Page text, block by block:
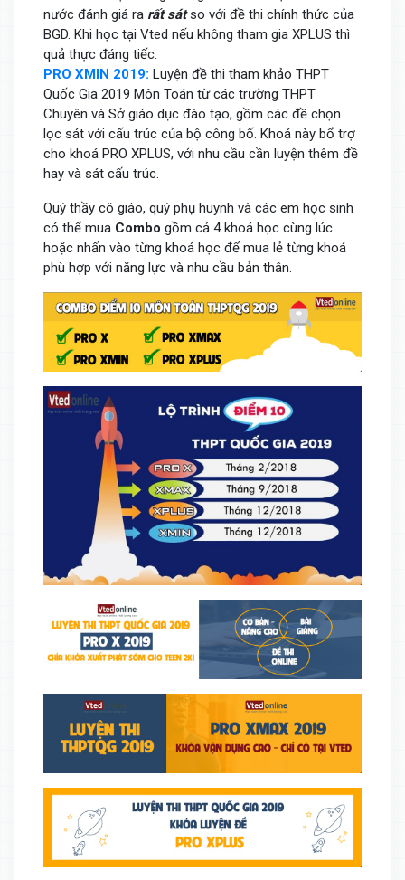
nước đánh giá ra rất sátso với đề thi chính thức của
BGD. Khi học tại Vted nếu không tham gia XPLUS thì
quả thực đáng tiếc.
PRO XMIN 2019: Luyện đề thi tham khảo THPT
Quốc Gia 2019 Môn Toán từ các trường THPT
Chuyên và Sở giáo dục đào tạo, gồm các đề chọn
lọc sát với cấu trúc của bộ công bố. Khoá này bổ trợ
cho khoá PRO XPLUS, với nhu cầu cần luyện thêm đề
hay và sát cấu trúc.
Quý thầy cô giáo, quý phụ huynh và các em học sinh
có thể mua Combo gồm cả 4 khoá học cùng lúc
hoặc nhấn vào từng khoá học để mua lẻ từng khoá
phù hợp với năng lực và nhu cầu bản thân.